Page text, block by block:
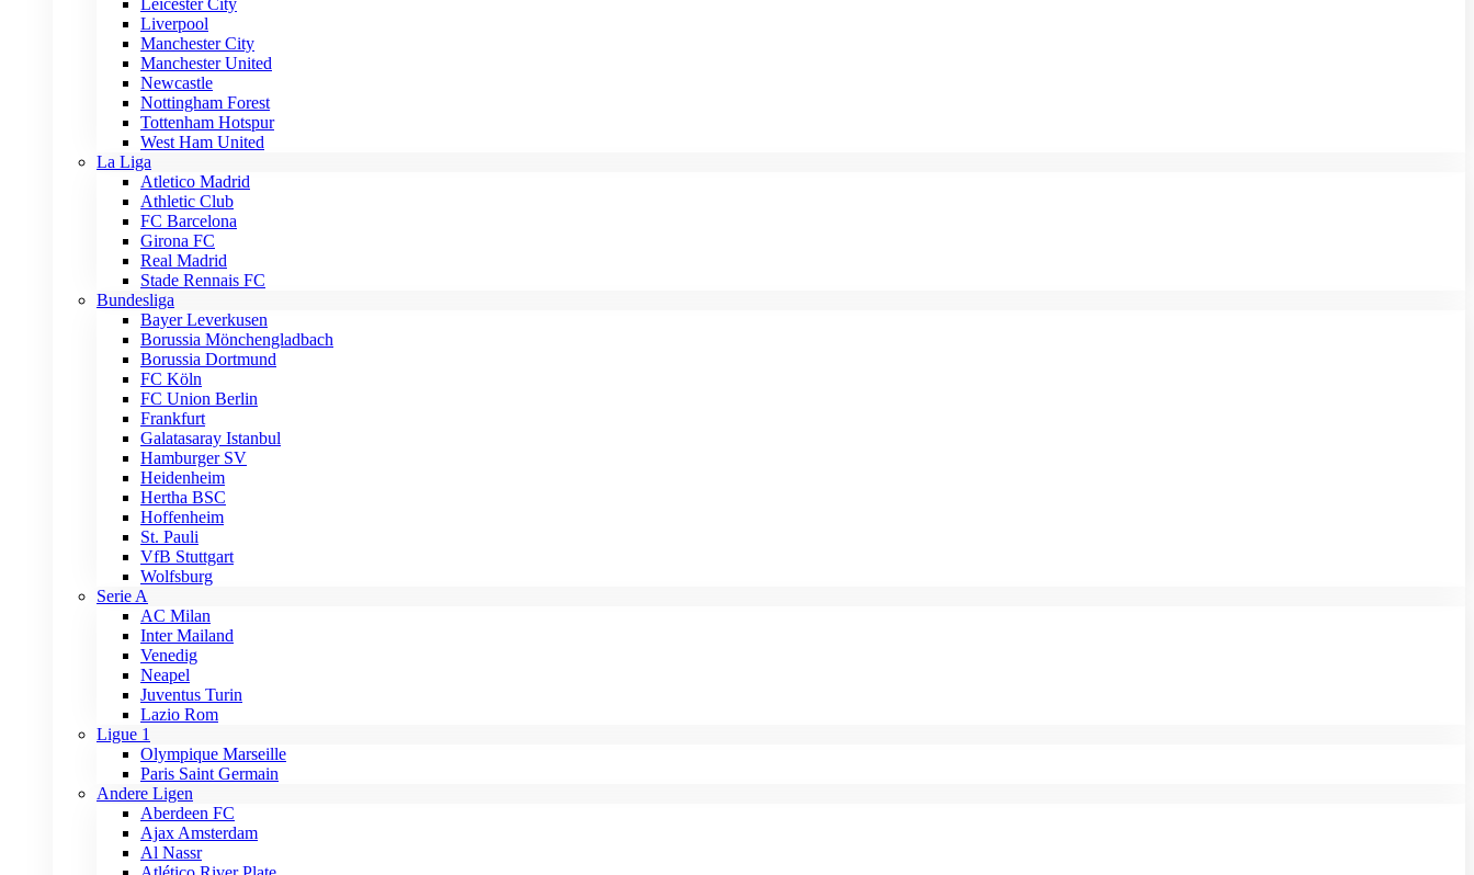
Leicester City
Liverpool
Manchester City
Manchester United
Newcastle
Nottingham Forest
Tottenham Hotspur
West Ham United
La Liga
Atletico Madrid
Athletic Club
FC Barcelona
Girona FC
Real Madrid
Stade Rennais FC
Bundesliga
Bayer Leverkusen
Borussia Mönchengladbach
Borussia Dortmund
FC Köln
FC Union Berlin
Frankfurt
Galatasaray Istanbul
Hamburger SV
Heidenheim
Hertha BSC
Hoffenheim
St. Pauli
VfB Stuttgart
Wolfsburg
Serie A
AC Milan
Inter Mailand
Venedig
Neapel
Juventus Turin
Lazio Rom
Ligue 1
Olympique Marseille
Paris Saint Germain
Andere Ligen
Aberdeen FC
Ajax Amsterdam
Al Nassr